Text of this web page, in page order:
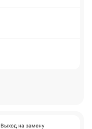
Выход на замену